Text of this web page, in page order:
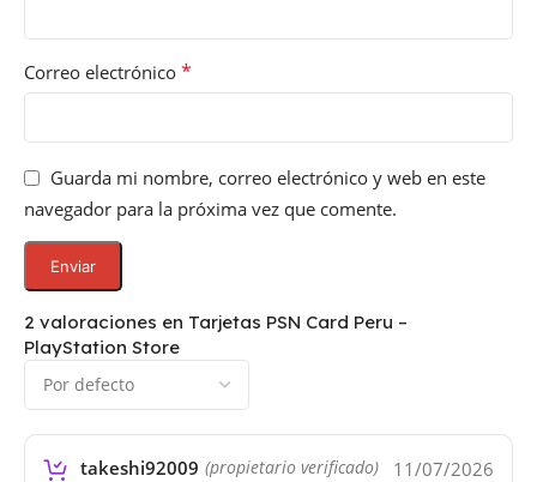
2 valoraciones en Tarjetas PSN Card Peru –
PlayStation Store
takeshi92009 (propietario verificado) 11/07/2026
Correo electrónico *
Guarda mi nombre, correo electrónico y web en este
navegador para la próxima vez que comente.